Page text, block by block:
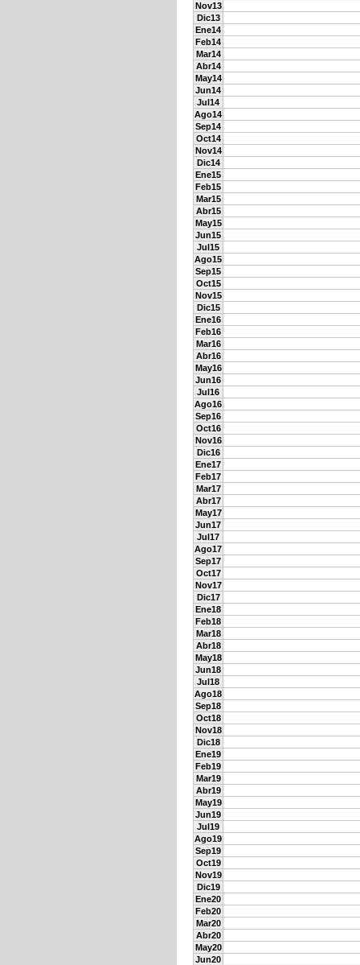
Nov13
Dic13
Ene14
Feb14
Mar14
Abr14
May14
Jun14
Jul14
Ago14
Sep14
Oct14
Nov14
Dic14
Ene15
Feb15
Mar15
Abr15
May15
Jun15
Jul15
Ago15
Sep15
Oct15
Nov15
Dic15
Ene16
Feb16
Mar16
Abr16
May16
Jun16
Jul16
Ago16
Sep16
Oct16
Nov16
Dic16
Ene17
Feb17
Mar17
Abr17
May17
Jun17
Jul17
Ago17
Sep17
Oct17
Nov17
Dic17
Ene18
Feb18
Mar18
Abr18
May18
Jun18
Jul18
Ago18
Sep18
Oct18
Nov18
Dic18
Ene19
Feb19
Mar19
Abr19
May19
Jun19
Jul19
Ago19
Sep19
Oct19
Nov19
Dic19
Ene20
Feb20
Mar20
Abr20
May20
Jun20